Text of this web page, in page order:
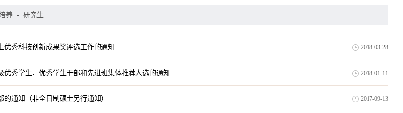
养 - 研究生
优秀科技创新成果奖评选工作的通知 2018-03-28
优秀学生、优秀学生干部和先进班集体推荐人选的通知 2018-01-11
的通知（非全日制硕士另行通知） 2017-09-13